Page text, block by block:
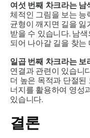
여섯 번째 차크라는 남
체적인 그림을 보는 능
균형이 깨지면 길을
받을 수 있습니다. 남
되어 나아갈 길을 찾는
일곱 번째 차크라는 보
연결과 관련이 있습니
더 높은 목적과 단절된
너지를 활용하여 영성
있습니다.
결론